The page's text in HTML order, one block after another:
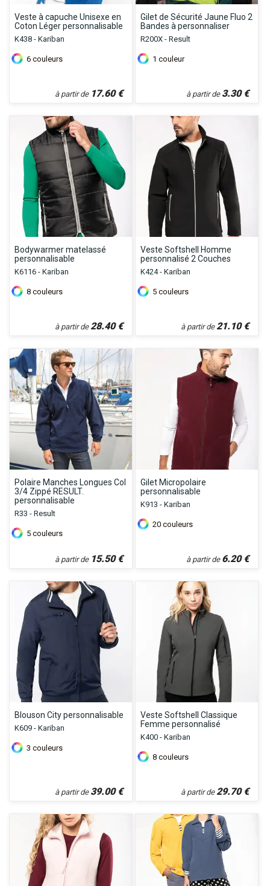
Veste à capuche Unisexe en
Coton Léger personnalisable
K438 - Kariban
6 couleurs
à partir de 17.60€
Gilet de Sécurité Jaune Fluo 2
Bandes à personnaliser
R200X - Result
1 couleur
à partir de 3.30€
Bodywarmer matelassé
personnalisable
K6116 - Kariban
8 couleurs
à partir de28.40€
Veste Softshell Homme
personnalisé 2 Couches
K424 - Kariban
5 couleurs
à partir de21.10€
Polaire Manches Longues Col
3/4 Zippé RESULT.
personnalisable
R33 - Result
5 couleurs
à partir de 15.50€
Gilet Micropolaire
personnalisable
K913 - Kariban
20 couleurs
à partir de 6.20€
Blouson City personnalisable
K609 - Kariban
3 couleurs
à partir de 39.00€
Veste Softshell Classique
Femme personnalisé
K400 - Kariban
8 couleurs
à partir de29.70€